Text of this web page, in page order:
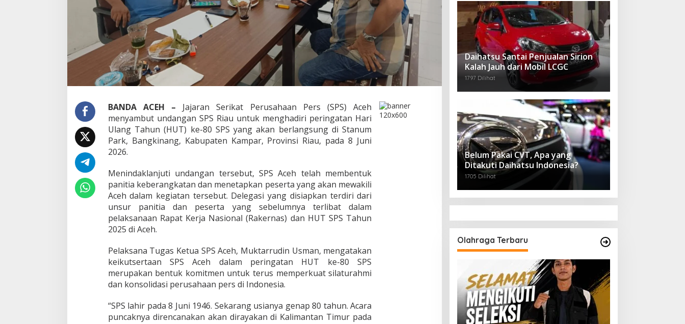
K
e
-
8
0
S
P
S
i
a
u
BANDA ACEH – Jajaran Serikat Perusahaan Pers (SPS) Aceh
menyambut undangan SPS Riau untuk menghadiri peringatan Hari
Ulang Tahun (HUT) ke-80 SPS yang akan berlangsung di Stanum
Park, Bangkinang, Kabupaten Kampar, Provinsi Riau, pada 8 Juni
2026.
Menindaklanjuti undangan tersebut, SPS Aceh telah membentuk
panitia keberangkatan dan menetapkan peserta yang akan mewakili
Aceh dalam kegiatan tersebut. Delegasi yang disiapkan terdiri dari
unsur panitia dan peserta yang sebelumnya terlibat dalam
pelaksanaan Rapat Kerja Nasional (Rakernas) dan HUT SPS Tahun
2025 di Aceh.
Pelaksana Tugas Ketua SPS Aceh, Muktarrudin Usman, mengatakan
keikutsertaan SPS Aceh dalam peringatan HUT ke-80 SPS
merupakan bentuk komitmen untuk terus memperkuat silaturahmi
dan konsolidasi perusahaan pers di Indonesia.
“SPS lahir pada 8 Juni 1946. Sekarang usianya genap 80 tahun. Acara
puncaknya direncanakan akan dirayakan di Kalimantan Timur pada
Daihatsu Santai Penjualan Sirion
Kalah Jauh dari Mobil LCGC
1797 Dilihat
Belum Pakai CVT, Apa yang
Ditakuti Daihatsu Indonesia?
1705 Dilihat
Olahraga Terbaru